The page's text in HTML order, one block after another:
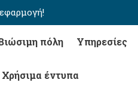
πόλη Υπηρεσίες
Χρήσιμα έντυπα